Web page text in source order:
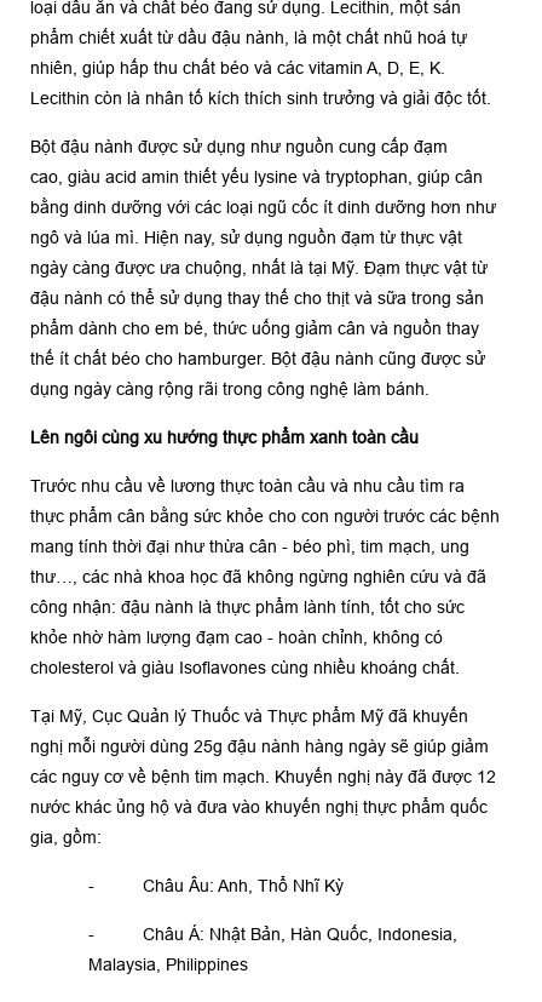
loại dầu ăn và chất béo đang sử dụng. Lecithin, một sản
phẩm chiết xuất từ dầu đậu nành, là một chất nhũ hoá tự
nhiên, giúp hấp thu chất béo và các vitamin A, D, E, K.
Lecithin còn là nhân tố kích thích sinh trưởng và giải độc tốt.
Bột đậu nành được sử dụng như nguồn cung cấp đạm
cao, giàu acid amin thiết yếu lysine và tryptophan, giúp cân
bằng dinh dưỡng với các loại ngũ cốc ít dinh dưỡng hơn như
ngô và lúa mì. Hiện nay, sử dụng nguồn đạm từ thực vật
ngày càng được ưa chuộng, nhất là tại Mỹ. Đạm thực vật từ
đậu nành có thể sử dụng thay thế cho thịt và sữa trong sản
phẩm dành cho em bé, thức uống giảm cân và nguồn thay
thế ít chất béo cho hamburger. Bột đậu nành cũng được sử
dụng ngày càng rộng rãi trong công nghệ làm bánh.
Lên ngôi cùng xu hướng thực phẩm xanh toàn cầu
Trước nhu cầu về lương thực toàn cầu và nhu cầu tìm ra
thực phẩm cân bằng sức khỏe cho con người trước các bệnh
mang tính thời đại như thừa cân - béo phì, tim mạch, ung
thư…, các nhà khoa học đã không ngừng nghiên cứu và đã
công nhận: đậu nành là thực phẩm lành tính, tốt cho sức
khỏe nhờ hàm lượng đạm cao - hoàn chỉnh, không có
cholesterol và giàu Isoflavones cùng nhiều khoáng chất.
Tại Mỹ, Cục Quản lý Thuốc và Thực phẩm Mỹ đã khuyến
nghị mỗi người dùng 25g đậu nành hàng ngày sẽ giúp giảm
các nguy cơ về bệnh tim mạch. Khuyến nghị này đã được 12
nước khác ủng hộ và đưa vào khuyến nghị thực phẩm quốc
gia, gồm:
- Châu Âu: Anh, Thổ Nhĩ Kỳ
- Châu Á: Nhật Bản, Hàn Quốc, Indonesia,
Malaysia, Philippines